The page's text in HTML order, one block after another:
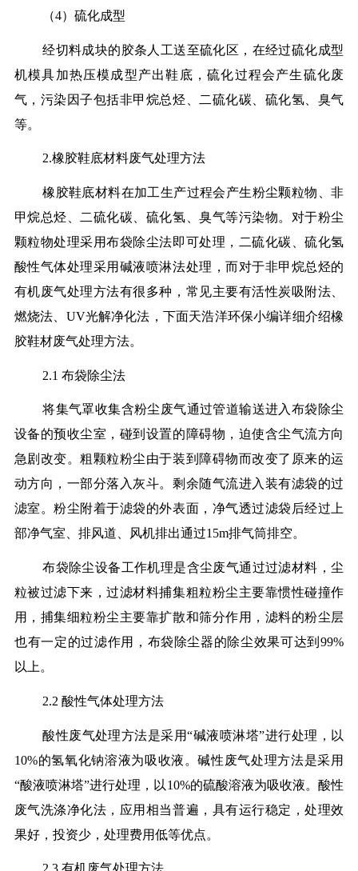
（4）硫化成型
经切料成块的胶条人工送至硫化区，在经过硫化成型
机模具加热压模成型产出鞋底，硫化过程会产生硫化废
气，污染因子包括非甲烷总烃、二硫化碳、硫化氢、臭气
等。
2.橡胶鞋底材料废气处理方法
橡胶鞋底材料在加工生产过程会产生粉尘颗粒物、非
甲烷总烃、二硫化碳、硫化氢、臭气等污染物。对于粉尘
颗粒物处理采用布袋除尘法即可处理，二硫化碳、硫化氢
酸性气体处理采用碱液喷淋法处理，而对于非甲烷总烃的
有机废气处理方法有很多种，常见主要有活性炭吸附法、
燃烧法、UV光解净化法，下面天浩洋环保小编详细介绍橡
胶鞋材废气处理方法。
2.1 布袋除尘法
将集气罩收集含粉尘废气通过管道输送进入布袋除尘
设备的预收尘室，碰到设置的障碍物，迫使含尘气流方向
急剧改变。粗颗粒粉尘由于装到障碍物而改变了原来的运
动方向，一部分落入灰斗。剩余随气流进入装有滤袋的过
滤室。粉尘附着于滤袋的外表面，净气透过滤袋后经过上
部净气室、排风道、风机排出通过15m排气筒排空。
布袋除尘设备工作机理是含尘废气通过过滤材料，尘
粒被过滤下来，过滤材料捕集粗粒粉尘主要靠惯性碰撞作
用，捕集细粒粉尘主要靠扩散和筛分作用，滤料的粉尘层
也有一定的过滤作用，布袋除尘器的除尘效果可达到99%
以上。
2.2 酸性气体处理方法
酸性废气处理方法是采用“碱液喷淋塔”进行处理，以
10%的氢氧化钠溶液为吸收液。碱性废气处理方法是采用
“酸液喷淋塔”进行处理，以10%的硫酸溶液为吸收液。酸性
废气洗涤净化法，应用相当普遍，具有运行稳定，处理效
果好，投资少，处理费用低等优点。